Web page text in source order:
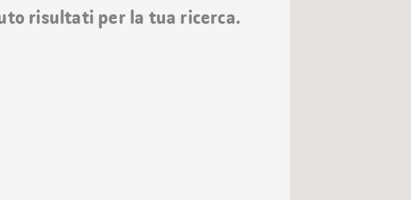
risultati per la tua ricerca.